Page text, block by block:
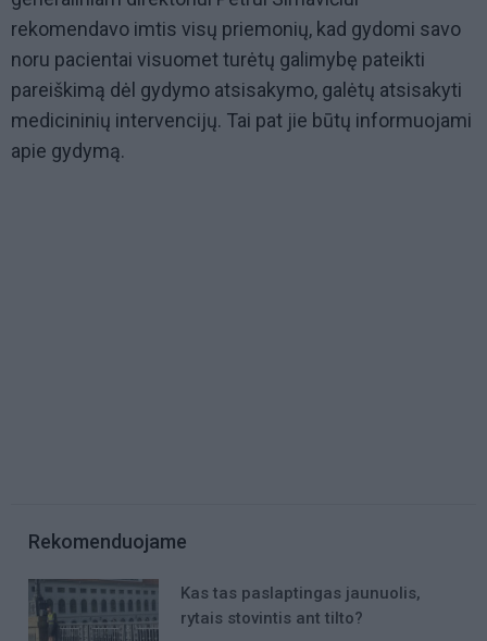
rekomendavo imtis visų priemonių, kad gydomi savo
noru pacientai visuomet turėtų galimybę pateikti
pareiškimą dėl gydymo atsisakymo, galėtų atsisakyti
medicininių intervencijų. Tai pat jie būtų informuojami
apie gydymą.
Rekomenduojame
Kas tas paslaptingas jaunuolis,
rytais stovintis ant tilto?